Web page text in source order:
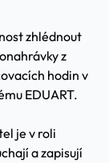
zhlédnout
z
hodin v
EDUART.
je v roli
a zapisují